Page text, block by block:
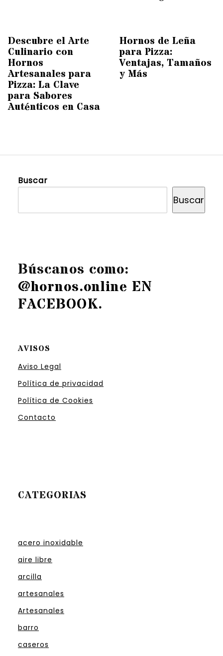
Descubre el Arte
Culinario con
Hornos
Artesanales para
Pizza: La Clave
para Sabores
Auténticos en Casa
Hornos de Leña
para Pizza:
Ventajas, Tamaños
y Más
Buscar
Buscar
Búscanos como:
@hornos.online EN
FACEBOOK.
AVISOS
Aviso Legal
Política de privacidad
Política de Cookies
Contacto
CATEGORIAS
acero inoxidable
aire libre
arcilla
artesanales
Artesanales
barro
caseros